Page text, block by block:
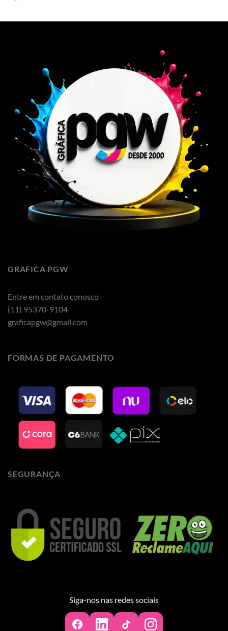
GRAFICA PGW
Entre em contato conosco
(11) 95370-9104
graficapgw@gmail.com
FORMAS DE PAGAMENTO
SEGURANÇA
Siga-nos nas redes sociais